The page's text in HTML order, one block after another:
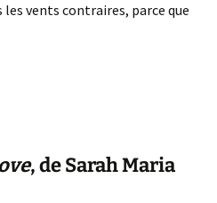
vents contraires, parce que
, de Sarah Maria